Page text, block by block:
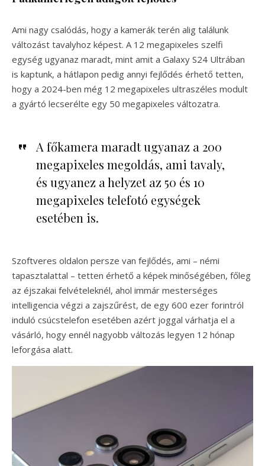
Ami nagy csalódás, hogy a kamerák terén alig találunk
változást tavalyhoz képest. A 12 megapixeles szelfi
egység ugyanaz maradt, mint amit a Galaxy S24 Ultrában
is kaptunk, a hátlapon pedig annyi fejlődés érhető tetten,
hogy a 2024-ben még 12 megapixeles ultraszéles modult
a gyártó lecserélte egy 50 megapixeles változatra.
A főkamera maradt ugyanaz a 200
megapixeles megoldás, ami tavaly,
és ugyanez a helyzet az 50 és 10
megapixeles telefotó egységek
esetében is.
Szoftveres oldalon persze van fejlődés, ami – némi
tapasztalattal – tetten érhető a képek minőségében, főleg
az éjszakai felvételeknél, ahol immár mesterséges
intelligencia végzi a zajszűrést, de egy 600 ezer forintról
induló csúcstelefon esetében azért joggal várhatja el a
vásárló, hogy ennél nagyobb változás legyen 12 hónap
leforgása alatt.